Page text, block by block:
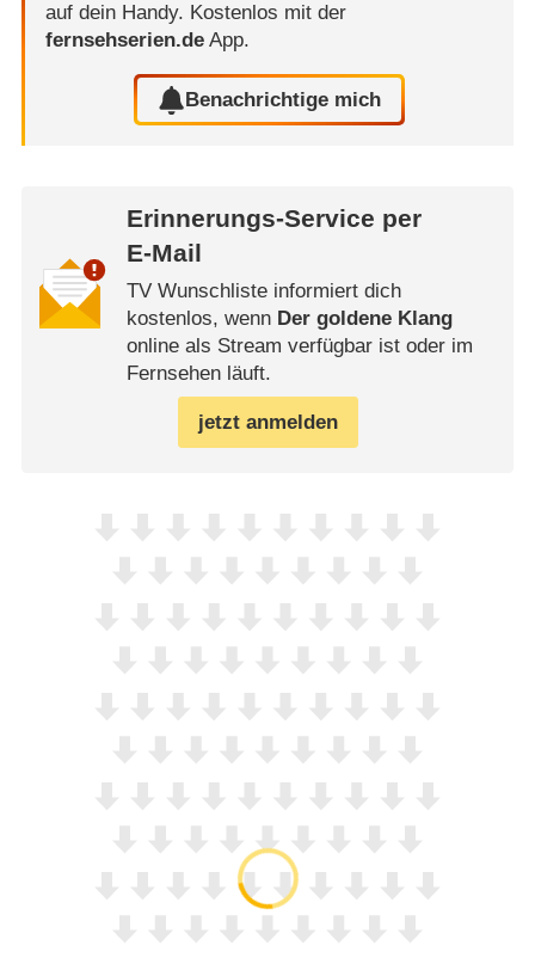
auf dein Handy. Kostenlos mit der
fernsehserien.deApp.
Benachrichtige mich
Erinnerungs-Service per
E-Mail
TV Wunschliste informiert dich
kostenlos, wenn Der goldene Klang
online als Stream verfügbar ist oder im
Fernsehen läuft.
jetzt anmelden